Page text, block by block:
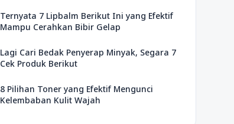
Ternyata 7 Lipbalm Berikut Ini yang Efektif
Mampu Cerahkan Bibir Gelap
Lagi Cari Bedak Penyerap Minyak, Segara 7
Cek Produk Berikut
8 Pilihan Toner yang Efektif Mengunci
Kelembaban Kulit Wajah